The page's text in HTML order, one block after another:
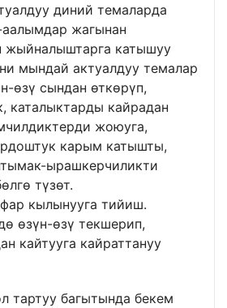
диний темаларда
жагынан
жыйналыштарга катышуу
мындай актуалдуу темалар
өзү сындан өткөрүп,
каталыктарды кайрадан
жоюуга,
карым катышты,
ырашкерчиликти
түзөт.
кылынууга тийиш.
өзүн-өзү текшерип,
кайтууга кайраттануу
тартуу багытында бекем